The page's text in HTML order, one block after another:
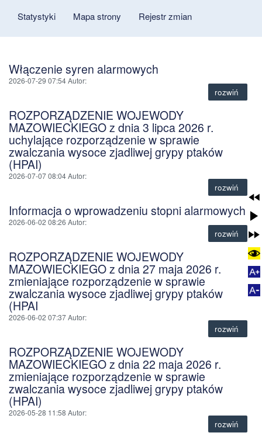
Statystyki Mapa strony Rejestr zmian
Włączenie syren alarmowych
2026-07-29 07:54Autor:
rozwiń
ROZPORZĄDZENIE WOJEWODY
MAZOWIECKIEGO z dnia 3 lipca 2026 r.
uchylające rozporządzenie w sprawie
zwalczania wysoce zjadliwej grypy ptaków
(HPAI)
2026-07-07 08:04Autor:
rozwiń
Informacja o wprowadzeniu stopni alarmowych
2026-06-02 08:26 Autor:
rozwiń
ROZPORZĄDZENIE WOJEWODY
MAZOWIECKIEGO z dnia 27 maja 2026 r.
zmieniające rozporządzenie w sprawie
zwalczania wysoce zjadliwej grypy ptaków
(HPAI
2026-06-02 07:37Autor:
rozwiń
ROZPORZĄDZENIE WOJEWODY
MAZOWIECKIEGO z dnia 22 maja 2026 r.
zmieniające rozporządzenie w sprawie
zwalczania wysoce zjadliwej grypy ptaków
(HPAI)
2026-05-28 11:58 Autor:
rozwiń